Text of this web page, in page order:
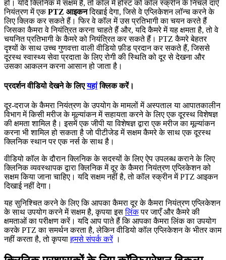
ह । यद कनक म सकम ह, त कल म हसट क कल सकरन क नचल दए
नयतरण म एक PTZ आइकन दखई दग, जस व एपकशन लनच करन क
लए कक कर सकत ह । फर व कल म उस परतभग क चयन करत ह
जसक कमर व नयतत करन चहत ह और, यद कमर म यह कमत ह, त व
चयनत परतभग क कमर क नयतत कर सकत ह । PTZ कमर बहतर
दशय क सथ उचच गणवत वल वडय फड परदन कर सकत ह, जसस
दरसथ सवसथय सव परदत क लए रग क सत क दर स दखन और
उसक आकलन करन आसन ह जत ह ।
परदरन वडय दखन क लए यह कक कर।
दर-दरज क कमर नयतरण क उपयग क ममल म असपतल य आपतकलन
वभग म कस मरज क मलयकन म सहयत करन क लए एक दरसथ वशषज
क कमत शमल ह । इसम एक जप य वशषज दर एक मरज क मलयकन
करन भ शमल ह सकत ह ज पटजड म सकम कमर क सथ एक दरसथ
कनक सथन पर एक नर क सथ ह ।
वडय कल क दरन कनक क सदसय क लए ऐप उपलबध करन क लए
कनक वयवसथपक दर कनक म दर क कमर नयतरण एपकशन क
सकम कय जन चहए । यद सकम नह ह, त कल सकरन म PTZ आइकन
दखई नह दग ।
यह सनशत करन क लए क आपक कमर दर क कमर नयतरण एपकशन
क सथ उपयग करन म सकम ह, कपय इस लक पर जए और कमर क
कमतओ क परकण कर। यद आप पत ह क आपक कमर लक क उपयग
करक PTZ क समरन करत ह, लकन वडय कल एपकशन क भतर कम
नह करत ह, त कपय हमस सपर कर ।